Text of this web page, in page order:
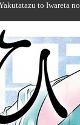
to Iwareta